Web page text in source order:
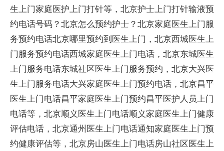
生上门家庭医护上门打针等，北京护士上门打针输液预
约电话号码？北京怎么预约护士？北京家庭医生上门服
务预约电话北京哪里预约到医生上门，北京西城医生上
门服务预约电话西城家庭医生上门电话，北京东城医生
上门服务电话东城社区医生上门服务预约，北京大兴医
生上门服务电话大兴家庭医生上门预约电话，北京昌平
医生上门电话昌平家庭医生上门预约昌平医护人员上门
电话等，北京顺义医生上门电话顺义家庭医生上门健康
评估电话，北京通州医生上门电话通知家庭医生上门预
约健康评估等，北京房山医生上门电话房山社区医生上